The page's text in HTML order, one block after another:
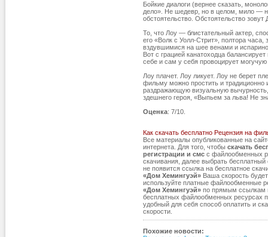
Бойкие диалоги (вернее сказать,
дело». Не шедевр, но в целом, мило —
обстоятельство. Обстоятельство
То, что Лоу — блистательный актер,
его «Волк с Уолл-Стрит», полтора
вздувшимися на шее венами и
Вот с грацией канатоходца
себе и сам у себя провоцирует
Лоу плачет. Лоу ликует. Лоу не берет
фильму можно простить и традиционно
раздражающую визуальную
здешнего героя, «Выпьем за льва! Не
Оценка: 7/10.
Как скачать бесплатно Рецензия на
Все материалы опубликованные на
интернета. Для того, чтобы скачать
регистрации и смс с файлообменных
скачивания, далее выбрать бесплатный
не появится ссылка на бесплатное
«Дом Хемингуэй» Ваша скорость
используйте платные файлообменные
«Дом Хемингуэй» по прямым ссылкам
бесплатных файлообменных ресурсах
удобный для себя способ оплатить и
скорости.
Похожие новости: